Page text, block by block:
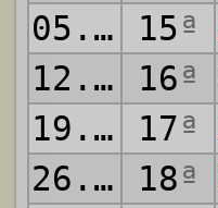
05.01.1992
15ª
12.01.1992
16ª
19.01.1992
17ª
26.01.1992
18ª